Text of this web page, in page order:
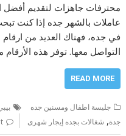
محترفات جاهزات لتقديم أفضل
عاملات بالشهر جده إذا كنت
في جده، فهناك العديد من
التواصل معها. توفر هذه
READ MORE
جليسة اطفال ومسنين جده
جدة, شغالات بجده إيجار شهرى